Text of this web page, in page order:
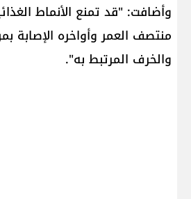
وأضافت: "قد تمنع الأنماط
منتصف العمر وأواخره الإصابة
والخرف المرتبط به".